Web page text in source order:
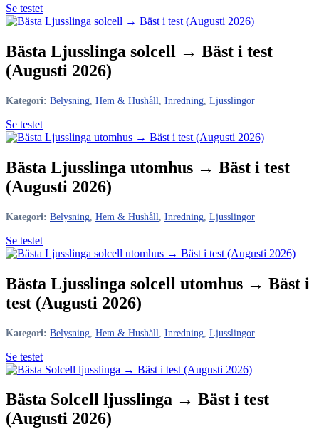
Se testet
Bästa Ljusslinga solcell → Bäst i test
(Augusti 2026)
Kategori: Belysning Hem & Hushåll Inredning Ljusslingor
Se testet
Bästa Ljusslinga utomhus → Bäst i test
(Augusti 2026)
Kategori: Belysning Hem & Hushåll Inredning Ljusslingor
Se testet
Bästa Ljusslinga solcell utomhus → Bäst i
test (Augusti 2026)
Kategori: Belysning Hem & Hushåll Inredning Ljusslingor
Se testet
Bästa Solcell ljusslinga → Bäst i test
(Augusti 2026)